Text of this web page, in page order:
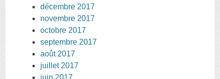
décembre 2017
novembre 2017
octobre 2017
septembre 2017
août 2017
juillet 2017
juin 2017